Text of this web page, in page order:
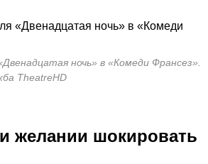
ночь» в «Комеди Франсез».
TheatreHD
желании шокировать